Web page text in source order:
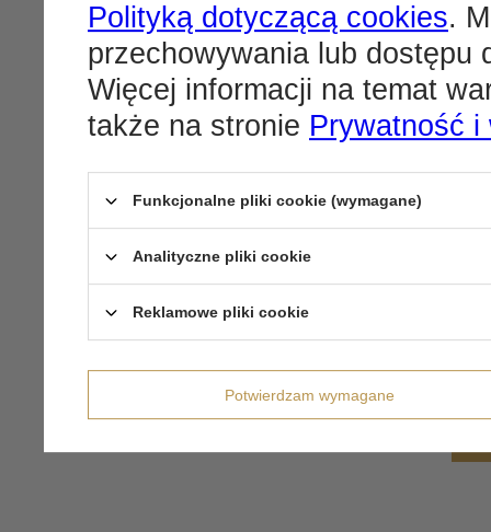
Polityką dotyczącą cookies.
przechowywania lub dostępu
Więcej informacji na temat
także na stronie Prywatność i
Funkcjonalne pliki cookie (wymagane)
Analityczne pliki cookie
Reklamowe pliki cookie
Potwierdzam wymagane